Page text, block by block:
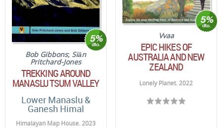
Bob Gibbons; Siân
Pritchard-Jones
TREKKING AROUND
MANASLU TSUM VALLEY
Lower Manaslu &
Ganesh Himal
Himalayan Map House. 2023
Vvaa
EPIC HIKES OF
AUSTRALIA AND NEW
ZEALAND
Lonely Planet. 2022